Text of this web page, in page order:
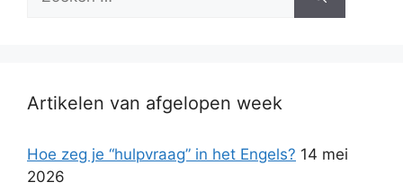
Artikelen van afgelopen week
Hoe zeg je “hulpvraag” in het Engels? 14 mei
2026